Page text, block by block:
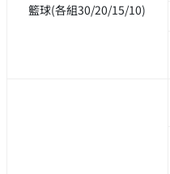
籃球(各組30/20/15/10)